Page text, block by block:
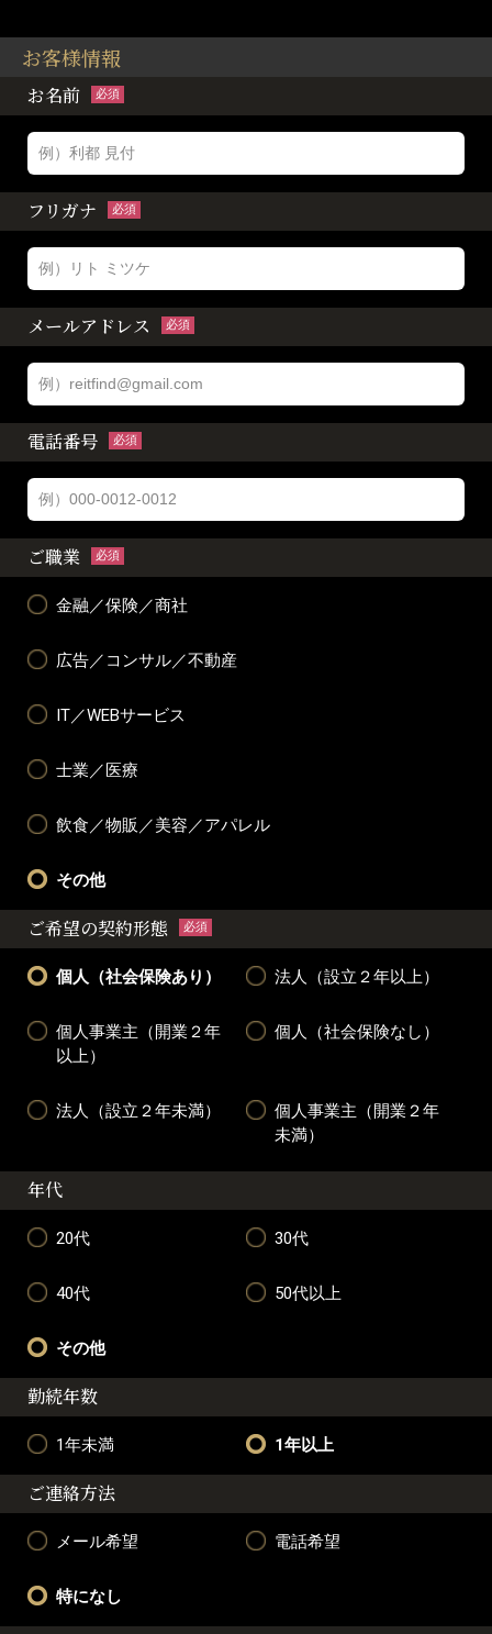
お客様情報
お名前 必須
フリガナ 必須
メールアドレス 必須
電話番号 必須
ご職業 必須
金融／保険／商社
広告／コンサル／不動産
IT／WEBサービス
士業／医療
飲食／物販／美容／アパレル
その他
ご希望の契約形態 必須
個人（社会保険あり） 法人（設立２年以上）
個人事業主（開業２年
以上）
個人（社会保険なし）
法人（設立２年未満）
個人事業主（開業２年
未満）
年代
20代 30代
40代 50代以上
その他
勤続年数
1年未満 1年以上
ご連絡方法
メール希望 電話希望
特になし